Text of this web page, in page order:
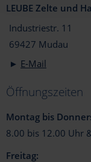
LEUBE Zelte und
Industriestr. 11
69427 Mudau
► E-Mail
Öffnungszeiten
Montag bis
8.00 bis 12.00 Uhr
Freitag: